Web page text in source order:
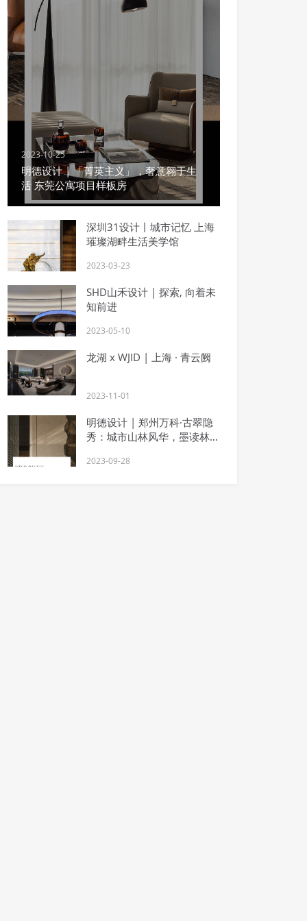
2023-10-25
明德设计 | 「菁英主义」，奢意翱于生
活 东莞公寓项目样板房
深圳31设计丨城市记忆 上海
璀璨湖畔生活美学馆
2023-03-23
SHD山禾设计 | 探索, 向着未
知前进
2023-05-10
龙湖 x WJID | 上海 · 青云阙
2023-11-01
明德设计 | 郑州万科·古翠隐
秀：城市山林风华，墨读林荫
2023-09-28